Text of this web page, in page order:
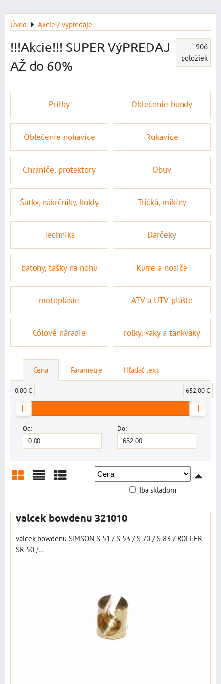
Úvod Akcie / výpredaje
!!!Akcie!!! SUPER VýPREDAJ
AŽ do 60%
906
položiek
Prilby Oblečenie bundy
Oblečenie nohavice Rukavice
Chrániče, protektory Obuv
Šatky, nákrčníky, kukly Tričká, mikiny
Technika Darčeky
batohy, tašky na nohu Kufre a nosiče
motoplášte ATV a UTV plášte
Cólové náradie rolky, vaky a tankvaky
Cena Parametre Hľadať text
Od: Do:
0,00 € 652,00 €
Iba skladom
valcek bowdenu 321010
valcek bowdenu SIMSON S 51 / S 53 / S 70 / S 83 / ROLLER
SR 50 /...